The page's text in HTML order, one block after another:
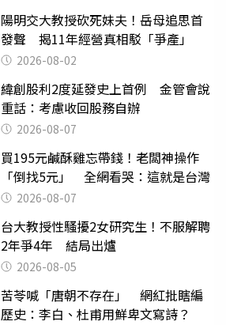
陽明交大教授砍死妹夫！岳母追思首
發聲 揭11年經營真相駁「爭產」
2026-08-02
緯創股利2度延發史上首例 金管會說
重話：考慮收回股務自辦
2026-08-07
買195元鹹酥雞忘帶錢！老闆神操作
「倒找5元」 全網看哭：這就是台灣
2026-08-07
台大教授性騷擾2女研究生！不服解聘
2年爭4年 結局出爐
2026-08-05
苦苓喊「唐朝不存在」 網紅批瞎編
歷史：李白、杜甫用鮮卑文寫詩？